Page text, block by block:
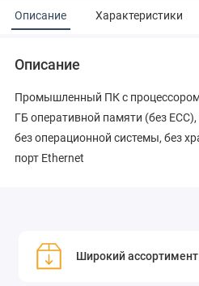
Описание Характеристики
Описание
Промышленный ПК с процессором
ГБ оперативной памяти (без
без операционной системы, без
порт Ethernet
Широкий